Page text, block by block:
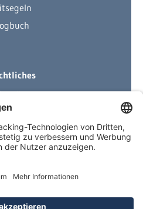
AGB
informiert